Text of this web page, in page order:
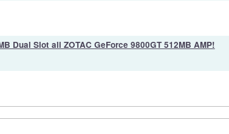
Dual Slot ali ZOTAC GeForce 9800GT 512MB AMP!